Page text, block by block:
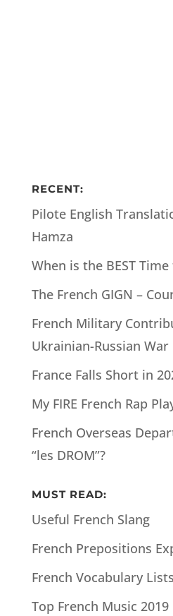
RECENT:
Pilote English
Hamza
When is the BEST
The French GIGN –
French Military
Ukrainian-Russian War
France Falls Short in
My FIRE French Rap
French Overseas
“les DROM”?
MUST READ:
Useful French Slang
French Prepositions
French Vocabulary Lists
Top French Music 2019